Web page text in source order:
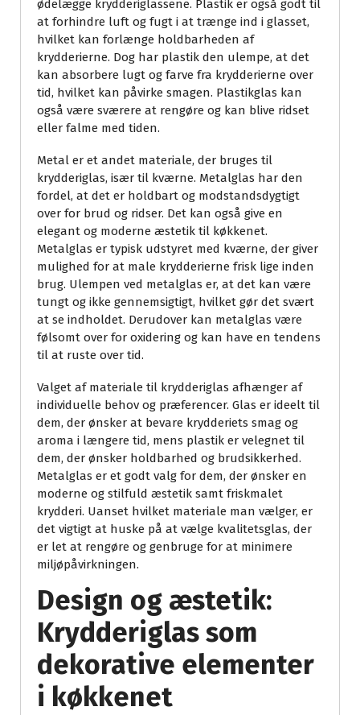
ødelægge krydderiglassene. Plastik er også godt til
at forhindre luft og fugt i at trænge ind i glasset,
hvilket kan forlænge holdbarheden af
krydderierne. Dog har plastik den ulempe, at det
kan absorbere lugt og farve fra krydderierne over
tid, hvilket kan påvirke smagen. Plastikglas kan
også være sværere at rengøre og kan blive ridset
eller falme med tiden.
Metal er et andet materiale, der bruges til
krydderiglas, især til kværne. Metalglas har den
fordel, at det er holdbart og modstandsdygtigt
over for brud og ridser. Det kan også give en
elegant og moderne æstetik til køkkenet.
Metalglas er typisk udstyret med kværne, der giver
mulighed for at male krydderierne frisk lige inden
brug. Ulempen ved metalglas er, at det kan være
tungt og ikke gennemsigtigt, hvilket gør det svært
at se indholdet. Derudover kan metalglas være
følsomt over for oxidering og kan have en tendens
til at ruste over tid.
Valget af materiale til krydderiglas afhænger af
individuelle behov og præferencer. Glas er ideelt til
dem, der ønsker at bevare krydderiets smag og
aroma i længere tid, mens plastik er velegnet til
dem, der ønsker holdbarhed og brudsikkerhed.
Metalglas er et godt valg for dem, der ønsker en
moderne og stilfuld æstetik samt friskmalet
krydderi. Uanset hvilket materiale man vælger, er
det vigtigt at huske på at vælge kvalitetsglas, der
er let at rengøre og genbruge for at minimere
miljøpåvirkningen.
Design og æstetik:
Krydderiglas som
dekorative elementer
i køkkenet